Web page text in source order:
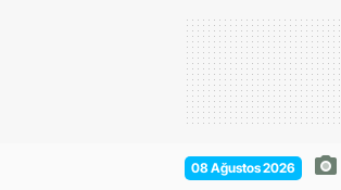
08 Ağustos 2026